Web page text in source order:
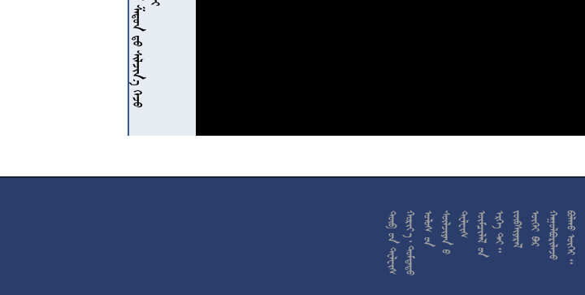










































































































 